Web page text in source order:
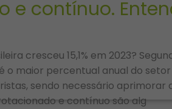
e contínuo.
cresceu 15,1% em 2023?
o maior percentual anual do setor
sendo necessário aprimorar
e contínuo são alg